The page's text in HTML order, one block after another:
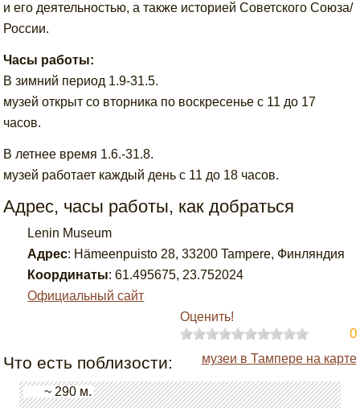
и его деятельностью, а также историей Советского Союза/
России.
Часы работы:
В зимний период 1.9-31.5.
музей открыт со вторника по воскресенье с 11 до 17
часов.
В летнее время 1.6.-31.8.
музей работает каждый день с 11 до 18 часов.
Адрес, часы работы, как добраться
Lenin Museum
Адрес: Hämeenpuisto 28, 33200 Tampere, Финляндия
Координаты: 61.495675, 23.752024
Официальный сайт
Оценить!
0
Что есть поблизости: музеи в Тампере на карте
~ 290 м.